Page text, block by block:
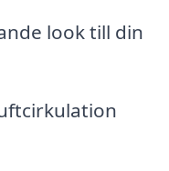
look till din